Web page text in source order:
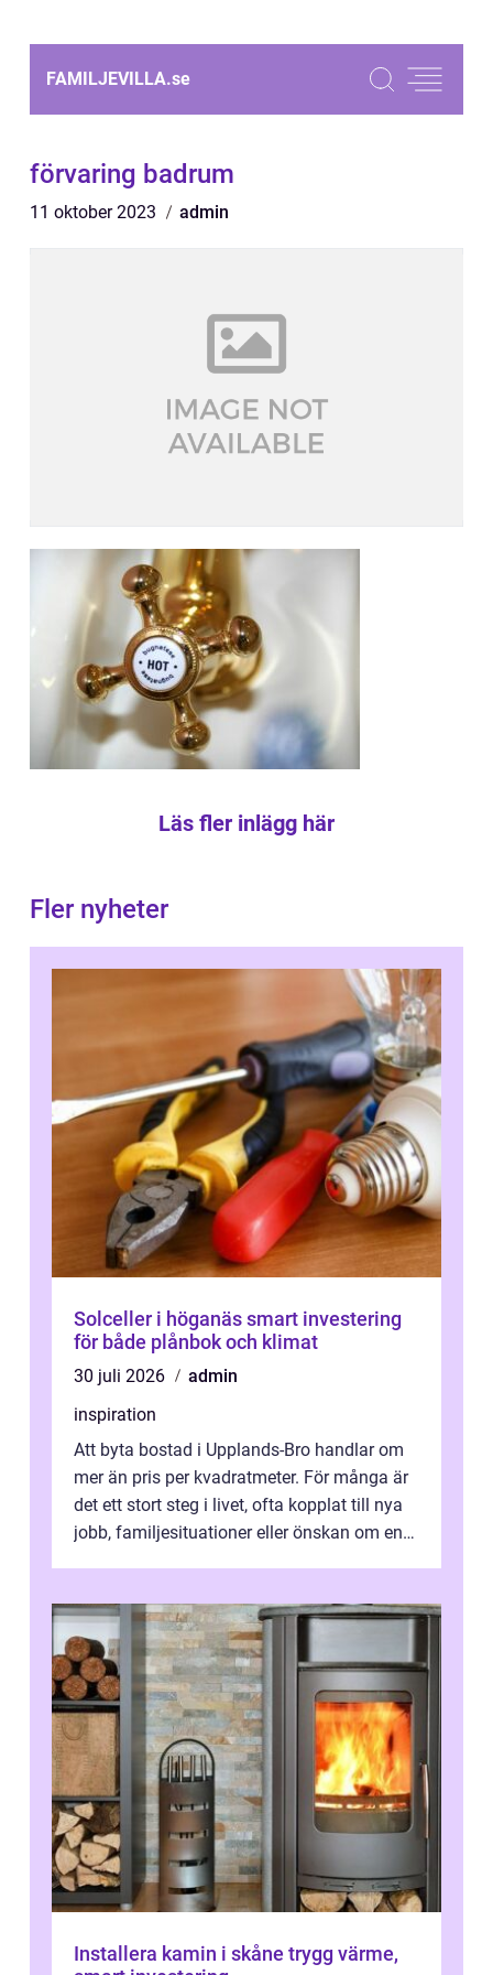
FAMILJEVILLA.se
förvaring badrum
11 oktober 2023 admin
Läs fler inlägg här
Fler nyheter
Solceller i höganäs smart investering
för både plånbok och klimat
30 juli 2026
admin
inspiration
Att byta bostad i Upplands-Bro handlar om
mer än pris per kvadratmeter. För många är
det ett stort steg i livet, ofta kopplat till nya
jobb, familjesituationer eller önskan om en
Installera kamin i skåne trygg värme,